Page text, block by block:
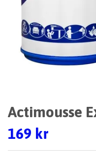
Actimousse
169 kr